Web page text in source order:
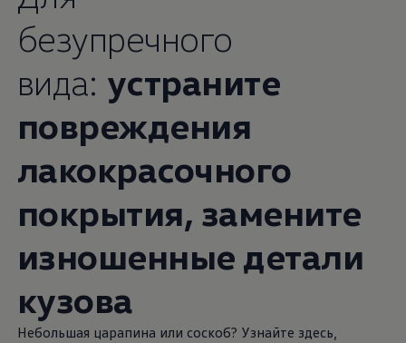
безупречного
вида: устраните
повреждения
лакокрасочного
покрытия, замените
изношенные детали
кузова
Небольшая царапина или соскоб? Узнайте здесь,